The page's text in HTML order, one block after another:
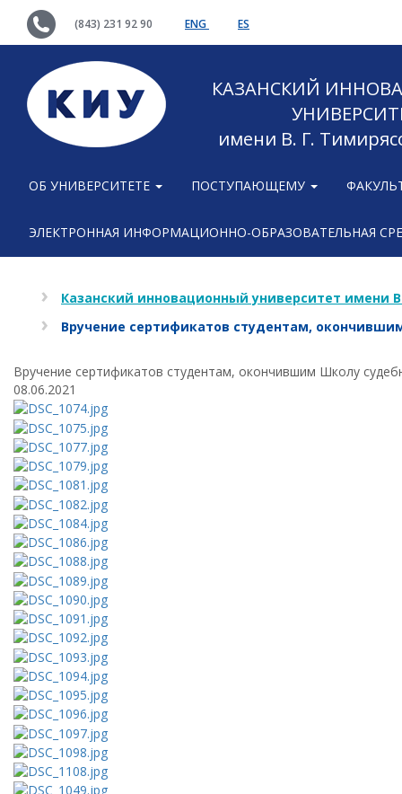
(843) 231 92 90 ENG ES
КАЗАНСКИЙ
имени В. Г.
ОБ УНИВЕРСИТЕТЕ ПОСТУПАЮЩЕМУ
ЭЛЕКТРОННАЯ ИНФОРМАЦИОННО-ОБРАЗОВАТЕЛЬНАЯ
Казанский инновационный университет имени
Вручение сертификатов студентам,
Вручение сертификатов студентам, окончившим Школу
08.06.2021